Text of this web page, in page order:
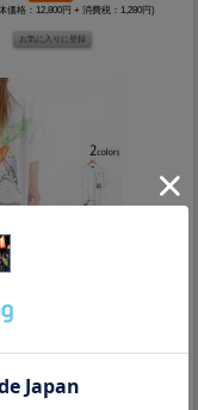
価格：12,800円 + 消費税：1,280円)
体価格：8,900円 + 消費税：890円)